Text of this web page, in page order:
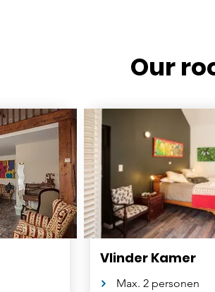
Our
Vlinder Kamer
Max. 2 personen